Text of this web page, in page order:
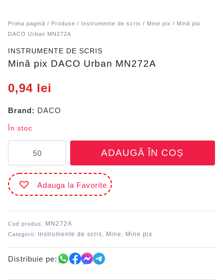
Prima pagină / Produse / Instrumente de scris / Mine pix / Mină pix
DACO Urban MN272A
INSTRUMENTE DE SCRIS
Mină pix DACO Urban MN272A
0,94 lei
Brand: DACO
În stoc
pix
DACO
Urban
MN272A
ADAUGĂ ÎN COȘ
Adauga la Favorite
Cod produs: MN272A
Categorii: Instrumente de scris Mine Mine pix
Distribuie pe: